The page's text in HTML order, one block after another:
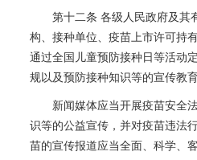
第十二条 各级人民政府及其
构、接种单位、疫苗上市许可持
通过全国儿童预防接种日等活动
规以及预防接种知识等的宣传教
新闻媒体应当开展疫苗安全
识等的公益宣传，并对疫苗违法
苗的宣传报道应当全面、科学、